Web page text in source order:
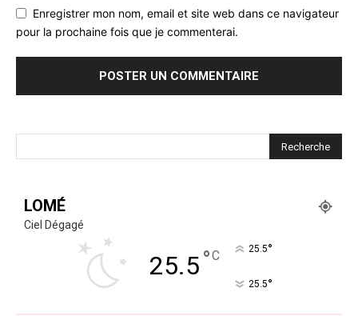
Enregistrer mon nom, email et site web dans ce navigateur
pour la prochaine fois que je commenterai.
LOMÉ
Ciel Dégagé
25.5°C 25.5°
25.5°